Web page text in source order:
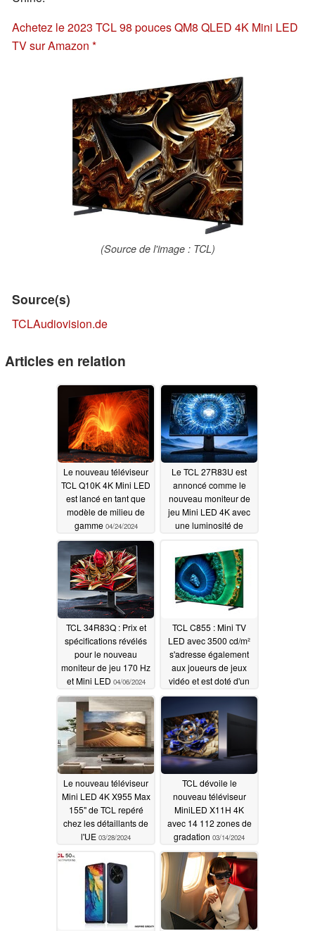
Achetez le 2023 TCL 98 pouces QM8 QLED 4K Mini LED
TV sur Amazon
(Source de l'image : TCL)
Source(s)
TCLAudiovision.de
Articles en relation
Le nouveau téléviseur
TCL Q10K 4K Mini LED
est lancé en tant que
modèle de milieu de
gamme 04/24/2024
Le TCL 27R83U est
annoncé comme le
nouveau moniteur de
jeu Mini LED 4K avec
une luminosité de
04/06/2024
TCL 34R83Q : Prix et
spécifications révélés
pour le nouveau
moniteur de jeu 170 Hz
et Mini LED 04/06/2024
TCL C855 : Mini TV
LED avec 3500 cd/m²
s'adresse également
aux joueurs de jeux
vidéo et est doté d'un
système audio
04/02/2024
Le nouveau téléviseur
Mini LED 4K X955 Max
155" de TCL repéré
chez les détaillants de
l'UE 03/28/2024
TCL dévoile le
nouveau téléviseur
MiniLED X11H 4K
avec 14 112 zones de
gradation 03/14/2024